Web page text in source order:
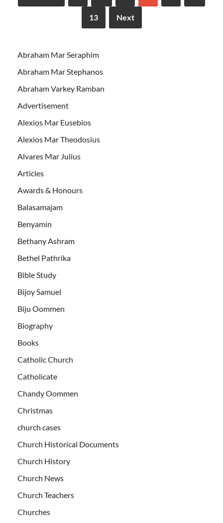
13 Next
Abraham Mar Seraphim
Abraham Mar Stephanos
Abraham Varkey Ramban
Advertisement
Alexios Mar Eusebios
Alexios Mar Theodosius
Alvares Mar Julius
Articles
Awards & Honours
Balasamajam
Benyamin
Bethany Ashram
Bethel Pathrika
Bible Study
Bijoy Samuel
Biju Oommen
Biography
Books
Catholic Church
Catholicate
Chandy Oommen
Christmas
church cases
Church Historical Documents
Church History
Church News
Church Teachers
Churches